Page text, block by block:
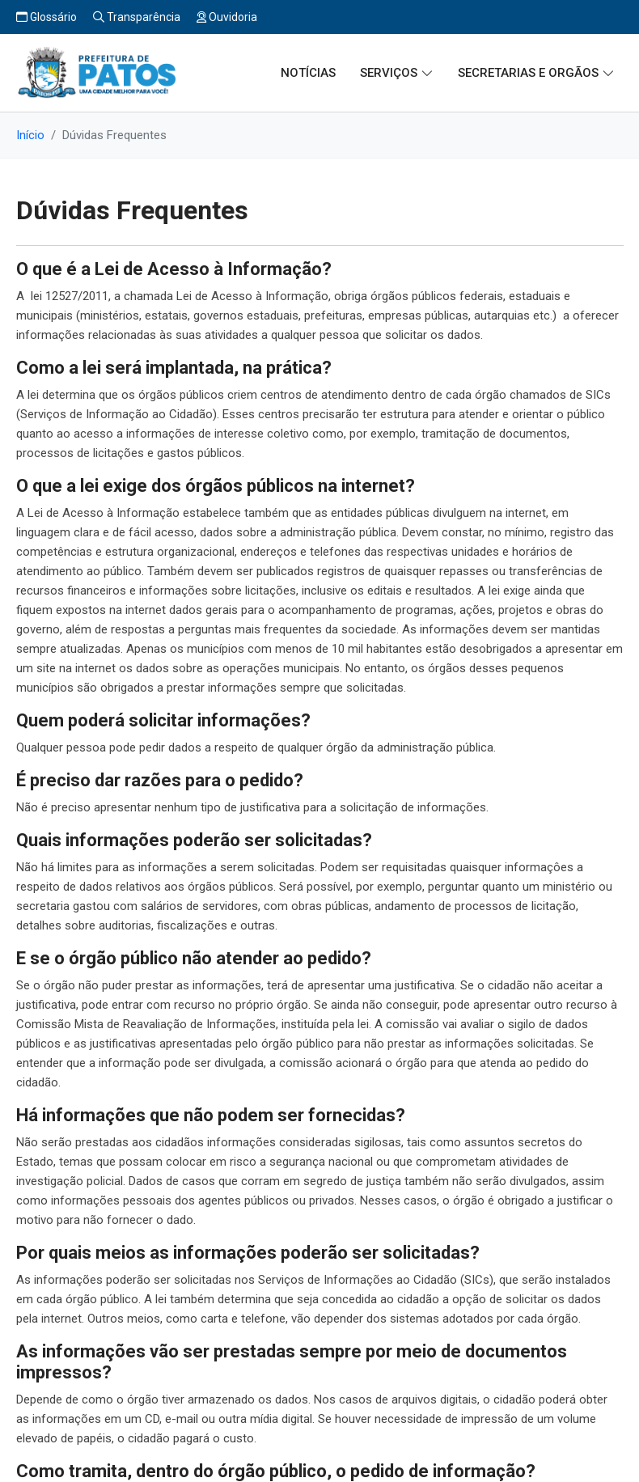
Glossário Transparência Ouvidoria
NOTÍCIAS SERVIÇOS SECRETARIAS E ORGÃOS
Início Dúvidas Frequentes
Dúvidas Frequentes
O que é a Lei de Acesso à Informação?
A lei 12527/2011, a chamada Lei de Acesso à Informação, obriga órgãos públicos federais, estaduais e
municipais (ministérios, estatais, governos estaduais, prefeituras, empresas públicas, autarquias etc.) a oferecer
informações relacionadas às suas atividades a qualquer pessoa que solicitar os dados.
Como a lei será implantada, na prática?
A lei determina que os órgãos públicos criem centros de atendimento dentro de cada órgão chamados de SICs
(Serviços de Informação ao Cidadão). Esses centros precisarão ter estrutura para atender e orientar o público
quanto ao acesso a informações de interesse coletivo como, por exemplo, tramitação de documentos,
processos de licitações e gastos públicos.
O que a lei exige dos órgãos públicos na internet?
A Lei de Acesso à Informação estabelece também que as entidades públicas divulguem na internet, em
linguagem clara e de fácil acesso, dados sobre a administração pública. Devem constar, no mínimo, registro das
competências e estrutura organizacional, endereços e telefones das respectivas unidades e horários de
atendimento ao público. Também devem ser publicados registros de quaisquer repasses ou transferências de
recursos financeiros e informações sobre licitações, inclusive os editais e resultados. A lei exige ainda que
fiquem expostos na internet dados gerais para o acompanhamento de programas, ações, projetos e obras do
governo, além de respostas a perguntas mais frequentes da sociedade. As informações devem ser mantidas
sempre atualizadas. Apenas os municípios com menos de 10 mil habitantes estão desobrigados a apresentar em
um site na internet os dados sobre as operações municipais. No entanto, os órgãos desses pequenos
municípios são obrigados a prestar informações sempre que solicitadas.
Quem poderá solicitar informações?
Qualquer pessoa pode pedir dados a respeito de qualquer órgão da administração pública.
É preciso dar razões para o pedido?
Não é preciso apresentar nenhum tipo de justificativa para a solicitação de informações.
Quais informações poderão ser solicitadas?
Não há limites para as informações a serem solicitadas. Podem ser requisitadas quaisquer informaçôes a
respeito de dados relativos aos órgãos públicos. Será possível, por exemplo, perguntar quanto um ministério ou
secretaria gastou com salários de servidores, com obras públicas, andamento de processos de licitação,
detalhes sobre auditorias, fiscalizações e outras.
E se o órgão público não atender ao pedido?
Se o órgão não puder prestar as informações, terá de apresentar uma justificativa. Se o cidadão não aceitar a
justificativa, pode entrar com recurso no próprio órgão. Se ainda não conseguir, pode apresentar outro recurso à
Comissão Mista de Reavaliação de Informações, instituída pela lei. A comissão vai avaliar o sigilo de dados
públicos e as justificativas apresentadas pelo órgão público para não prestar as informações solicitadas. Se
entender que a informação pode ser divulgada, a comissão acionará o órgão para que atenda ao pedido do
cidadão.
Há informações que não podem ser fornecidas?
Não serão prestadas aos cidadãos informações consideradas sigilosas, tais como assuntos secretos do
Estado, temas que possam colocar em risco a segurança nacional ou que comprometam atividades de
investigação policial. Dados de casos que corram em segredo de justiça também não serão divulgados, assim
como informações pessoais dos agentes públicos ou privados. Nesses casos, o órgão é obrigado a justificar o
motivo para não fornecer o dado.
Por quais meios as informações poderão ser solicitadas?
As informações poderão ser solicitadas nos Serviços de Informações ao Cidadão (SICs), que serão instalados
em cada órgão público. A lei também determina que seja concedida ao cidadão a opção de solicitar os dados
pela internet. Outros meios, como carta e telefone, vão depender dos sistemas adotados por cada órgão.
As informações vão ser prestadas sempre por meio de documentos
impressos?
Depende de como o órgão tiver armazenado os dados. Nos casos de arquivos digitais, o cidadão poderá obter
as informações em um CD, e-mail ou outra mídia digital. Se houver necessidade de impressão de um volume
elevado de papéis, o cidadão pagará o custo.
Como tramita, dentro do órgão público, o pedido de informação?